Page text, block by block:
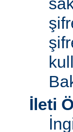
İleti